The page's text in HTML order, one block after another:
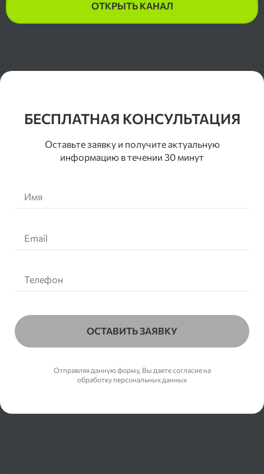
ОТКРЫТЬ КАНАЛ
Контакты
БЕСПЛАТНАЯ КОНСУЛЬТАЦИЯ
Оставьте заявку и получите актуальную
информацию в течении 30 минут
ОСТАВИТЬ ЗАЯВКУ
Отправляя данную форму, Вы даете согласие на
обработку персональных данных